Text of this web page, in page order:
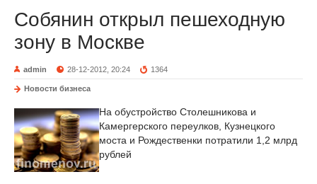
Собянин открыл пешеходную
зону в Москве
admin 28-12-2012, 20:24 1364
Новости бизнеса
На обустройство Столешникова и
Камергерского переулков, Кузнецкого
моста и Рождественки потратили 1,2 млрд
рублей